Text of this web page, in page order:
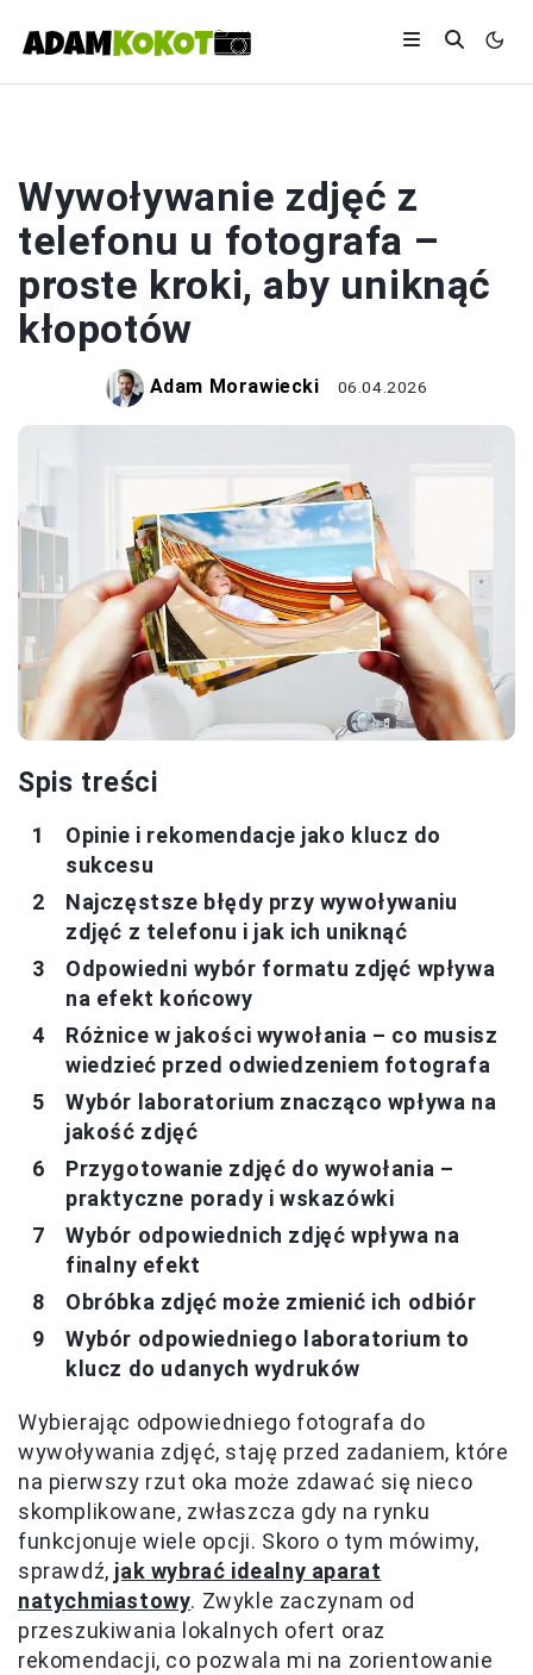
Wywoływanie zdjęć z
telefonu u fotografa –
proste kroki, aby uniknąć
kłopotów
Adam Morawiecki 06.04.2026
Spis treści
Opinie i rekomendacje jako klucz do
sukcesu
Najczęstsze błędy przy wywoływaniu
zdjęć z telefonu i jak ich uniknąć
Odpowiedni wybór formatu zdjęć wpływa
na efekt końcowy
Różnice w jakości wywołania – co musisz
wiedzieć przed odwiedzeniem fotografa
Wybór laboratorium znacząco wpływa na
jakość zdjęć
Przygotowanie zdjęć do wywołania –
praktyczne porady i wskazówki
Wybór odpowiednich zdjęć wpływa na
finalny efekt
Obróbka zdjęć może zmienić ich odbiór
Wybór odpowiedniego laboratorium to
klucz do udanych wydruków
Wybierając odpowiedniego fotografa do
wywoływania zdjęć, staję przed zadaniem, które
na pierwszy rzut oka może zdawać się nieco
skomplikowane, zwłaszcza gdy na rynku
funkcjonuje wiele opcji. Skoro o tym mówimy,
sprawdź, jak wybrać idealny aparat
natychmiastowy. Zwykle zaczynam od
przeszukiwania lokalnych ofert oraz
rekomendacji, co pozwala mi na zorientowanie